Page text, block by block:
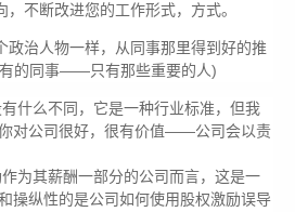
，不断改进您的工作形式，方式。
政治人物一样，从同事那里得到好的推
的同事——只有那些重要的人)
什么不同，它是一种行业标准，但我
对公司很好，很有价值——公司会以责
为其薪酬一部分的公司而言，这是一
操纵性的是公司如何使用股权激励误导